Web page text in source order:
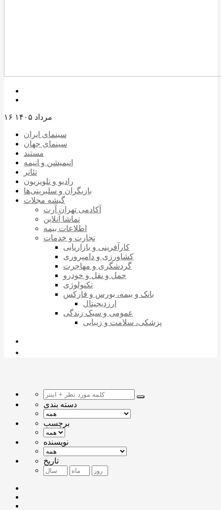
۱۶ مرداد ۱۴۰۵
سینمای ایران
سینمای جهان
مستند
انیمیشن و انیمه
تئاتر
رادیو و تلویزیون
بازیگران و سلبریتی‌ها
گیشه مجلات
آکادمی تهران آرت
تماشا آنلاین
اطلاعات بیمه
تجارت و خدمات
کارآفرینی و بازاریابی
کشاورزی و دامپروری
گردشگری و مهاجرت
حمل و نقل و خودرو
تکنولوژی
بانک و بیمه، بورس و فارکس
ارزدیجیتال
عمومی و سبک زندگی
پزشکی، سلامت و زیبایی
دسته بندی
برچسب
نویسنده
تاریخ